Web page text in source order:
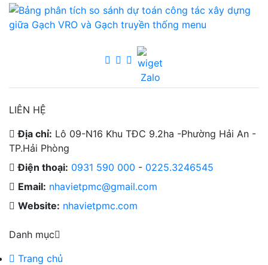
LIÊN HỆ
Địa chỉ: Lô 09-N16 Khu TĐC 9.2ha -Phường Hải An -
TP.Hải Phòng
Điện thoại: 0931 590 000 - 0225.3246545
Email: nhavietpmc@gmail.com
Website: nhavietpmc.com
Danh mục
Trang chủ